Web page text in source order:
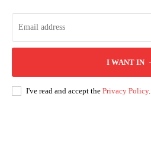
I WANT IN
I've read and accept the Privacy Policy.